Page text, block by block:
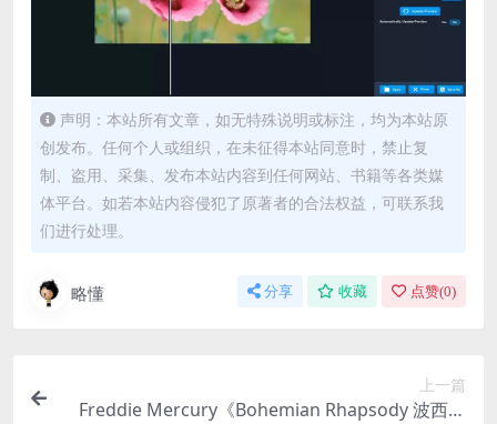
声明：本站所有文章，如无特殊说明或标注，均为本站原
创发布。任何个人或组织，在未征得本站同意时，禁止复
制、盗用、采集、发布本站内容到任何网站、书籍等各类媒
体平台。如若本站内容侵犯了原著者的合法权益，可联系我
们进行处理。
略懂 分享 收藏 点赞(0)
上一篇
Freddie Mercury《Bohemian Rhapsody 波西米